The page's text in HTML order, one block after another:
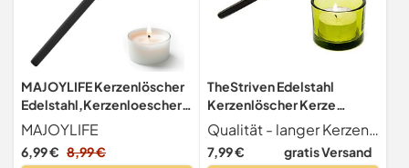
MAJOYLIFE Kerzenlöscher
Edelstahl,Kerzenloescher
mit langem Griff
MAJOYLIFE
6,99 € 8,99 €
TheStriven Edelstahl
Kerzenlöscher Kerze
Werkzeug Kerzenlöscher
aus Edelstahl Edelstahl-
Kerzenlöscher
Qualität - langer Kerzenlöscher aus Edelstahl mit praktischem Knick Gelenk Kerzen Docht Löscher Dochtlöscher aus hochwertigem Edelstahl gefertigt Candle extinguisher Spülmaschinenfest
7,99 € gratis Versand